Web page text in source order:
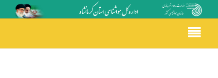
Toggle
navigation